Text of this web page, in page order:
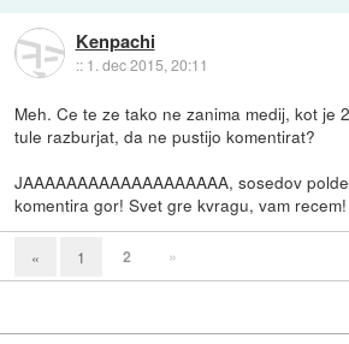
Kenpachi
:: 1. dec 2015, 20:11
Meh. Ce te ze tako ne zanima medij, kot je
tule razburjat, da ne pustijo komentirat?
JAAAAAAAAAAAAAAAAAAA, sosedov
komentira gor! Svet gre kvragu, vam recem!
« 1 2 »